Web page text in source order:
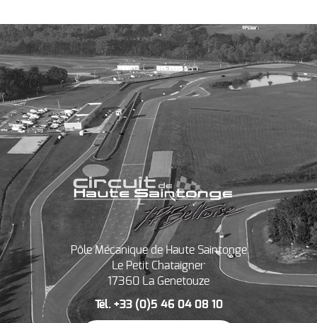
Pôle Mécanique de Haute Saintonge
Le Petit Chataigner
17360 La Genetouze
Tél. +33 (0)5 46 04 08 10